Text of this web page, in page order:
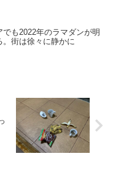
でも2022年のラマダンが明
。街は徐々に静かに